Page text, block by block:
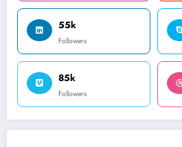
55k
Followers
85k
Followers